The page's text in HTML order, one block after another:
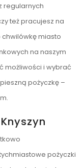
regularnych
też pracujesz na
chwilówkę miasto
na naszym
możliwości i wybrać
pożyczkę –
pożyczki